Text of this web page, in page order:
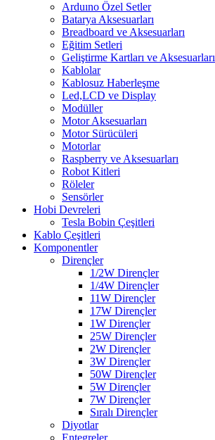
Arduıno Özel Setler
Batarya Aksesuarları
Breadboard ve Aksesuarları
Eğitim Setleri
Geliştirme Kartları ve Aksesuarları
Kablolar
Kablosuz Haberleşme
Led,LCD ve Display
Modüller
Motor Aksesuarları
Motor Sürücüleri
Motorlar
Raspberry ve Aksesuarları
Robot Kitleri
Röleler
Sensörler
Hobi Devreleri
Tesla Bobin Çeşitleri
Kablo Çeşitleri
Komponentler
Dirençler
1/2W Dirençler
1/4W Dirençler
11W Dirençler
17W Dirençler
1W Dirençler
25W Dirençler
2W Dirençler
3W Dirençler
50W Dirençler
5W Dirençler
7W Dirençler
Sıralı Dirençler
Diyotlar
Entegreler